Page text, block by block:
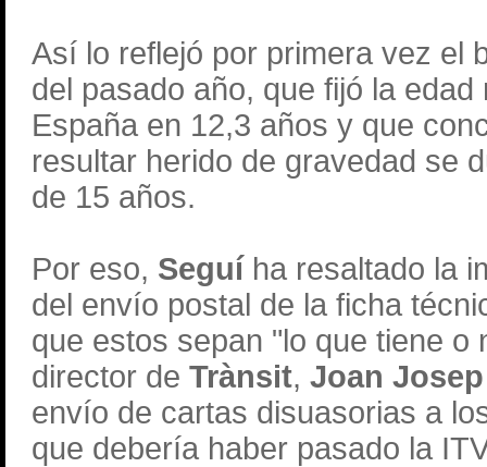
Así lo reflejó por primera vez el
del pasado año, que fijó la
España en 12,3 años y que
resultar herido de gravedad se
de 15 años.
Por eso, Seguí ha resaltado la
del envío postal de la ficha
que estos sepan "lo que tiene
director de Trànsit, Joan
envío de cartas disuasorias a
que debería haber pasado la